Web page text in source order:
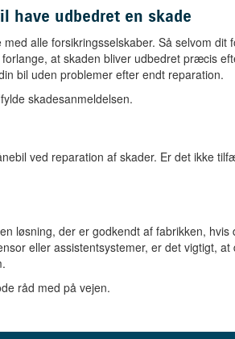
have udbedret en skade
alle forsikringsselskaber. Så selvom
at skaden bliver udbedret præcis
bil uden problemer efter endt reparation.
skadesanmeldelsen.
ved reparation af skader. Er det ikke
løsning, der er godkendt af fabrikken,
eller assistentsystemer, er det vigtigt,
råd med på vejen.